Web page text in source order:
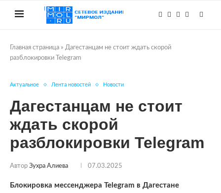
Главная страница » Дагестанцам не стоит ждать скорой
разблокировки Telegram
Актуальное Лента новостей Новости
Дагестанцам не стоит
ждать скорой
разблокировки Telegram
Автор Зухра Алиева 07.03.2025
Блокировка мессенджера Telegram в Дагестане